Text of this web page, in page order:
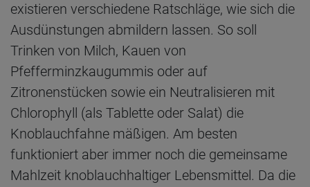
existieren verschiedene Ratschläge, wie sich die
Ausdünstungen abmildern lassen. So soll
Trinken von Milch, Kauen von
Pfefferminzkaugummis oder auf
Zitronenstücken sowie ein Neutralisieren mit
Chlorophyll (als Tablette oder Salat) die
Knoblauchfahne mäßigen. Am besten
funktioniert aber immer noch die gemeinsame
Mahlzeit knoblauchhaltiger Lebensmittel. Da die